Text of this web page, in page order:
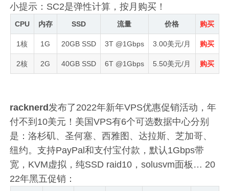
小提示：SC2是弹性计算，按月购买！
CPU 内存 SSD 流量 价格 购买
1核 1G 20GB SSD 3T @1Gbps 3.00美元/月 购买
2核 2G 40GB SSD 6T @1Gbps 5.50美元/月 购买
racknerd发布了2022年新年VPS优惠促销活动，年
付不到10美元！美国VPS有6个可选数据中心分别
是：洛杉矶、圣何塞、西雅图、达拉斯、芝加哥、
纽约。支持PayPal和支付宝付款，默认1Gbps带
宽，KVM虚拟，纯SSD raid10，solusvm面板… 20
22年黑五促销：